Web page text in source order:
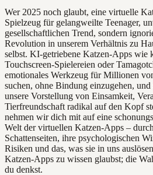
Wer 2025 noch glaubt, eine virtuelle
Spielzeug für gelangweilte Teenager,
gesellschaftlichen Trend, sondern
Revolution in unserem Verhältnis zu
selbst. KI-getriebene Katzen-Apps wie
Touchscreen-Spielereien oder
emotionales Werkzeug für Millionen
suchen, ohne Bindung einzugehen,
unsere Vorstellung von Einsamkeit,
Tierfreundschaft radikal auf den Kopf
nehmen wir dich mit auf eine
Welt der virtuellen Katzen-Apps –
Schattenseiten, ihre psychologischen
Risiken und das, was sie in uns
Katzen-Apps zu wissen glaubst; die
du denkst.